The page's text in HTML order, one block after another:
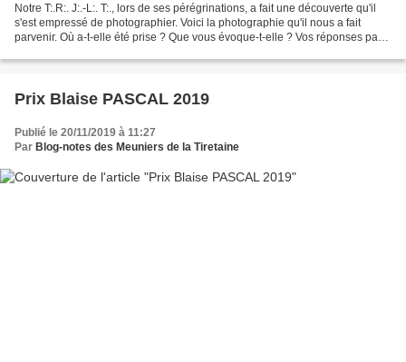
Notre T:.R:. J:.-L:. T:., lors de ses pérégrinations, a fait une découverte qu'il
s'est empressé de photographier. Voici la photographie qu'il nous a fait
parvenir. Où a-t-elle été prise ? Que vous évoque-t-elle ? Vos réponses par
Prix Blaise PASCAL 2019
Publié le 20/11/2019 à 11:27
Par Blog-notes des Meuniers de la Tiretaine